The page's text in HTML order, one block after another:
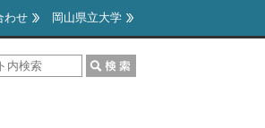
わせ 岡山県立大学